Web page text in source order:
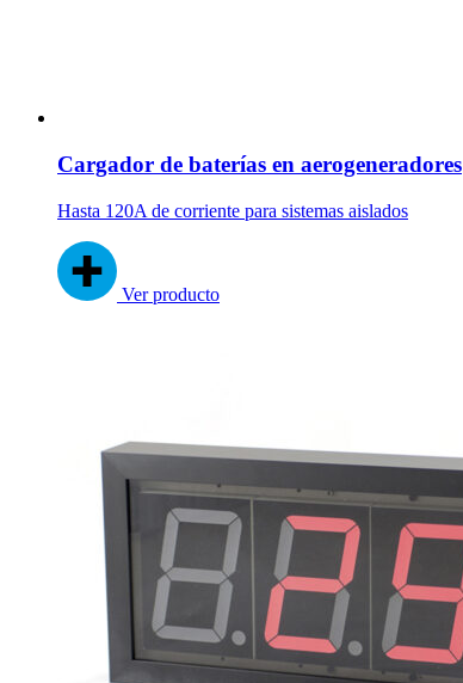
Cargador de baterías en aerogeneradores
Hasta 120A de corriente para sistemas aislados
Ver producto